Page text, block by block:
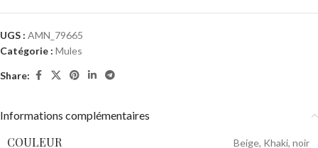
UGS : AMN_79665
Catégorie : Mules
Share:
Informations complémentaires
COULEUR Beige, Khaki, noir